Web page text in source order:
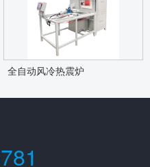
全自动风冷热震炉